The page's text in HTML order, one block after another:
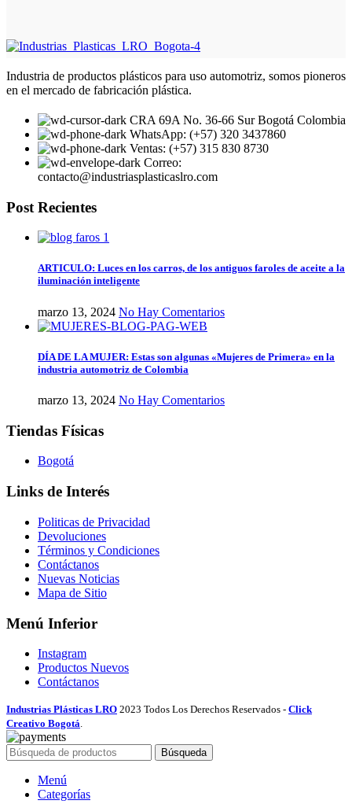
Industria de productos plásticos para uso automotriz, somos pioneros
en el mercado de fabricación plástica.
CRA 69A No. 36-66 Sur Bogotá Colombia
WhatsApp: (+57) 320 3437860
Ventas: (+57) 315 830 8730
Correo:
contacto@industriasplasticaslro.com
Post Recientes
ARTICULO: Luces en los carros, de los antiguos faroles de aceite a la
iluminación inteligente
marzo 13, 2024 No Hay Comentarios
DÍA DE LA MUJER: Estas son algunas «Mujeres de Primera» en la
industria automotriz de Colombia
marzo 13, 2024 No Hay Comentarios
Tiendas Físicas
Bogotá
Links de Interés
Politicas de Privacidad
Devoluciones
Términos y Condiciones
Contáctanos
Nuevas Noticias
Mapa de Sitio
Menú Inferior
Instagram
Productos Nuevos
Contáctanos
Industrias Plásticas LRO 2023 Todos Los Derechos Reservados - Click
Creativo Bogotá.
Búsqueda
Menú
Categorías